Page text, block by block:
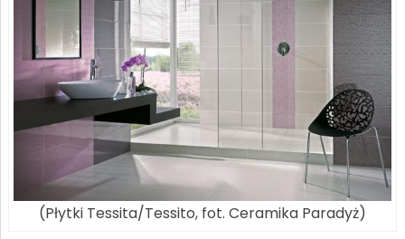
(Płytki Tessita/Tessito, fot. Ceramika Paradyż)